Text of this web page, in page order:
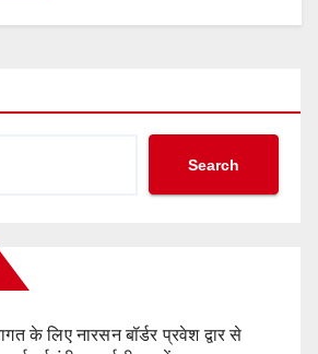
Search
के लिए नारसन बॉर्डर प्रवेश द्वार से